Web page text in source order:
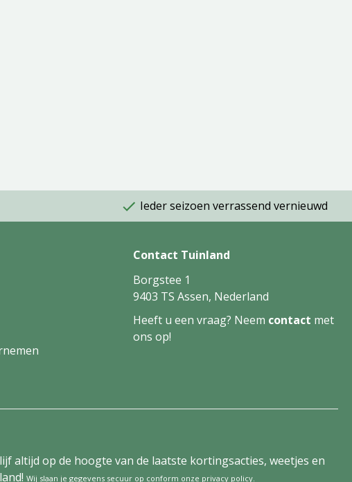
Ieder seizoen verrassend vernieuwd
Contact Tuinland
Borgstee 1
9403 TS Assen, Nederland
Heeft u een vraag? Neem contact met
ons op!
altijd op de hoogte van de laatste kortingsacties, weetjes en
Wij slaan je gegevens secuur op conform onze privacy policy